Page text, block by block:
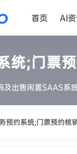
首页 AI
统;门票
出售闲置SAAS系统
预约系统;门票预约核